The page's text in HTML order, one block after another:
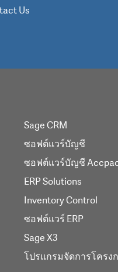
Us
Sage CRM
ซอฟต์แวร์บัญชี
ซอฟต์แวร์บัญชี
ERP Solutions
Inventory Control
ซอฟต์แวร์ ERP
Sage X3
โปรแกรมจัดการโครง